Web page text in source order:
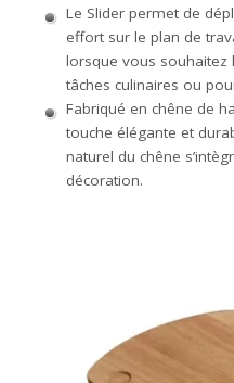
Le Slider permet de
effort sur le plan de
lorsque vous souhaitez
tâches culinaires ou
Fabriqué en chêne de
touche élégante et
naturel du chêne
décoration.